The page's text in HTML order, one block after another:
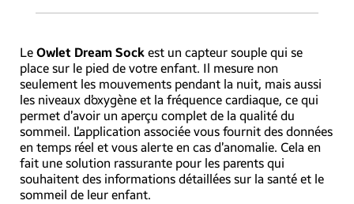
Le Owlet Dream Sock est un capteur souple qui se
place sur le pied de votre enfant. Il mesure non
seulement les mouvements pendant la nuit, mais aussi
les niveaux d’oxygène et la fréquence cardiaque, ce qui
permet d’avoir un aperçu complet de la qualité du
sommeil. L’application associée vous fournit des données
en temps réel et vous alerte en cas d’anomalie. Cela en
fait une solution rassurante pour les parents qui
souhaitent des informations détaillées sur la santé et le
sommeil de leur enfant.